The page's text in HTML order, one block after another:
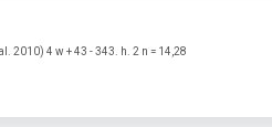
2010) 4 w + 43 - 343. h. 2 n = 14,28